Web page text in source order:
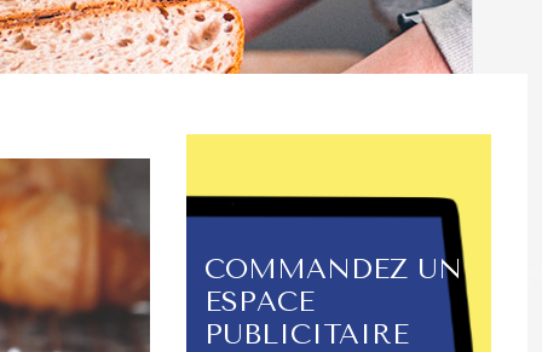
COMMANDEZ UN
ESPACE
PUBLICITAIRE